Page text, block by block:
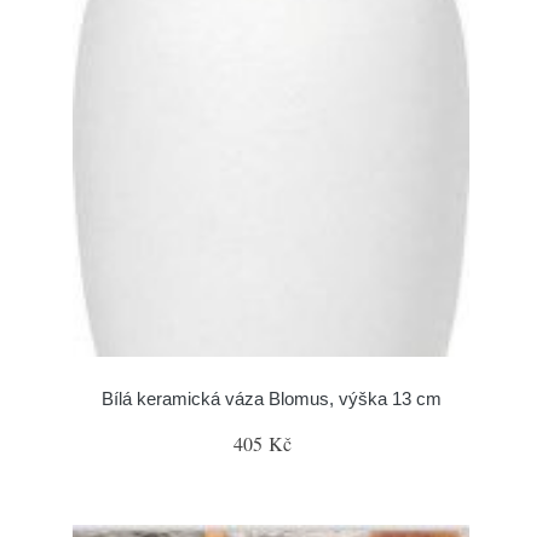
Bílá keramická váza Blomus, výška 13 cm
405 Kč